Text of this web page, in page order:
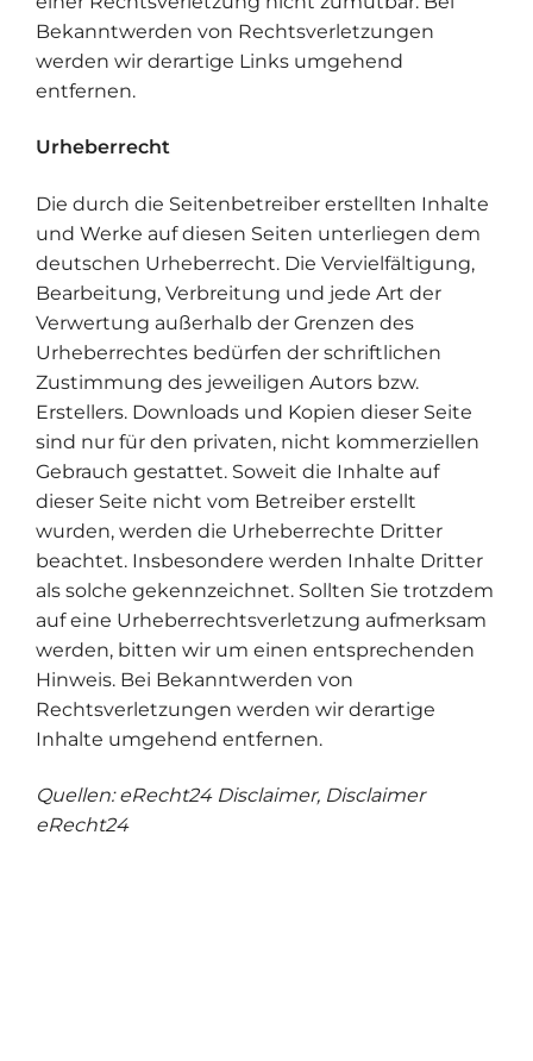
Bekanntwerden von Rechtsverletzungen
werden wir derartige Links umgehend
entfernen.
Urheberrecht
Die durch die Seitenbetreiber erstellten Inhalte
und Werke auf diesen Seiten unterliegen dem
deutschen Urheberrecht. Die Vervielfältigung,
Bearbeitung, Verbreitung und jede Art der
Verwertung außerhalb der Grenzen des
Urheberrechtes bedürfen der schriftlichen
Zustimmung des jeweiligen Autors bzw.
Erstellers. Downloads und Kopien dieser Seite
sind nur für den privaten, nicht kommerziellen
Gebrauch gestattet. Soweit die Inhalte auf
dieser Seite nicht vom Betreiber erstellt
wurden, werden die Urheberrechte Dritter
beachtet. Insbesondere werden Inhalte Dritter
als solche gekennzeichnet. Sollten Sie trotzdem
auf eine Urheberrechtsverletzung aufmerksam
werden, bitten wir um einen entsprechenden
Hinweis. Bei Bekanntwerden von
Rechtsverletzungen werden wir derartige
Inhalte umgehend entfernen.
Quellen:eRecht24 Disclaimer, Disclaimer
eRecht24